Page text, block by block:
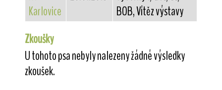
Karlovice
BOB, Vítěz výstavy
Zkoušky
U tohoto psa nebyly nalezeny žádné výsledky
zkoušek.